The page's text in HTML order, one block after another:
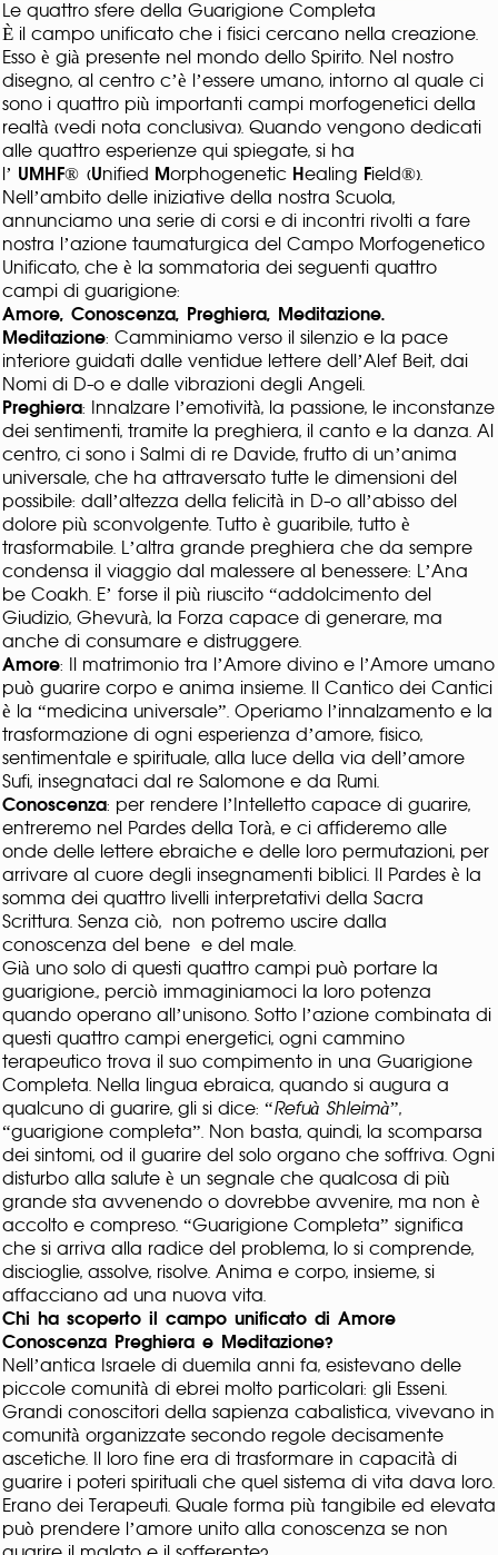
Le quattro sfere della Guarigione Completa
È il campo unificato che i fisici cercano nella creazione.
Esso è già presente nel mondo dello Spirito. Nel nostro
disegno, al centro c’è l’essere umano, intorno al quale ci
sono i quattro più importanti campi morfogenetici della
realtà (vedi nota conclusiva). Quando vengono dedicati
alle quattro esperienze qui spiegate, si ha
l’ UMHF® (Unified Morphogenetic Healing Field®).
Nell’ambito delle iniziative della nostra Scuola,
annunciamo una serie di corsi e di incontri rivolti a fare
nostra l’azione taumaturgica del Campo Morfogenetico
Unificato, che è la sommatoria dei seguenti quattro
campi di guarigione:
Amore, Conoscenza, Preghiera, Meditazione.
Meditazione: Camminiamo verso il silenzio e la pace
interiore guidati dalle ventidue lettere dell’Alef Beit, dai
Nomi di D-o e dalle vibrazioni degli Angeli.
Preghiera: Innalzare l’emotività, la passione, le inconstanze
dei sentimenti, tramite la preghiera, il canto e la danza. Al
centro, ci sono i Salmi di re Davide, frutto di un’anima
universale, che ha attraversato tutte le dimensioni del
possibile: dall’altezza della felicità in D-o all’abisso del
dolore più sconvolgente. Tutto è guaribile, tutto è
trasformabile. L’altra grande preghiera che da sempre
condensa il viaggio dal malessere al benessere: L’Ana
be Coakh. E’ forse il più riuscito “addolcimento del
Giudizio, Ghevurà, la Forza capace di generare, ma
anche di consumare e distruggere.
Amore: Il matrimonio tra l’Amore divino e l’Amore umano
può guarire corpo e anima insieme. Il Cantico dei Cantici
è la “medicina universale”. Operiamo l’innalzamento e la
trasformazione di ogni esperienza d’amore, fisico,
sentimentale e spirituale, alla luce della via dell’amore
Sufi, insegnataci dal re Salomone e da Rumi.
Conoscenza: per rendere l’Intelletto capace di guarire,
entreremo nel Pardes della Torà, e ci affideremo alle
onde delle lettere ebraiche e delle loro permutazioni, per
arrivare al cuore degli insegnamenti biblici. Il Pardes è la
somma dei quattro livelli interpretativi della Sacra
Scrittura. Senza ciò, non potremo uscire dalla
conoscenza del bene e del male.
Già uno solo di questi quattro campi può portare la
guarigione., perciò immaginiamoci la loro potenza
quando operano all’unisono. Sotto l’azione combinata di
questi quattro campi energetici, ogni cammino
terapeutico trova il suo compimento in una Guarigione
Completa. Nella lingua ebraica, quando si augura a
qualcuno di guarire, gli si dice: “Refuà Shleimà”,
“guarigione completa”. Non basta, quindi, la scomparsa
dei sintomi, od il guarire del solo organo che soffriva. Ogni
disturbo alla salute è un segnale che qualcosa di più
grande sta avvenendo o dovrebbe avvenire, ma non è
accolto e compreso. “Guarigione Completa” significa
che si arriva alla radice del problema, lo si comprende,
discioglie, assolve, risolve. Anima e corpo, insieme, si
affacciano ad una nuova vita.
Chi ha scoperto il campo unificato di Amore
Conoscenza Preghiera e Meditazione?
Nell’antica Israele di duemila anni fa, esistevano delle
piccole comunità di ebrei molto particolari: gli Esseni.
Grandi conoscitori della sapienza cabalistica, vivevano in
comunità organizzate secondo regole decisamente
ascetiche. Il loro fine era di trasformare in capacità di
guarire i poteri spirituali che quel sistema di vita dava loro.
Erano dei Terapeuti. Quale forma più tangibile ed elevata
può prendere l’amore unito alla conoscenza se non